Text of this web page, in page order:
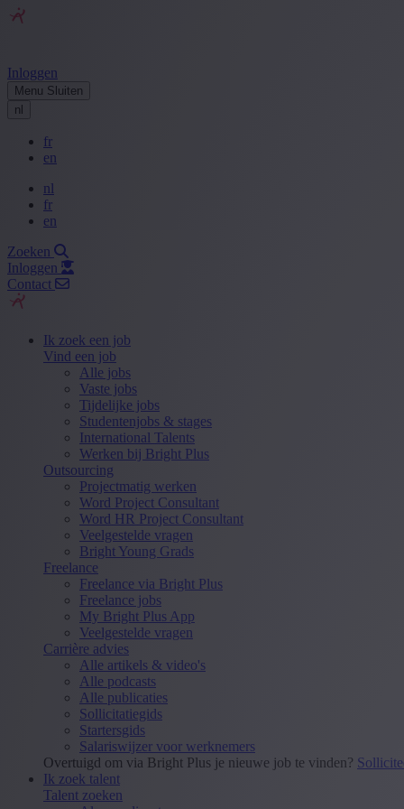
Inloggen
Menu Sluiten
nl
fr
en
nl
fr
en
Zoeken
Inloggen
Contact
Ik zoek een job
Vind een job
Alle jobs
Vaste jobs
Tijdelijke jobs
Studentenjobs & stages
International Talents
Werken bij Bright Plus
Outsourcing
Projectmatig werken
Word Project Consultant
Word HR Project Consultant
Veelgestelde vragen
Bright Young Grads
Freelance
Freelance via Bright Plus
Freelance jobs
My Bright Plus App
Veelgestelde vragen
Carrière advies
Alle artikels & video's
Alle podcasts
Alle publicaties
Sollicitatiegids
Startersgids
Salariswijzer voor werknemers
Overtuigd om via Bright Plus je nieuwe job te vinden?
Ik zoek talent
Talent zoeken